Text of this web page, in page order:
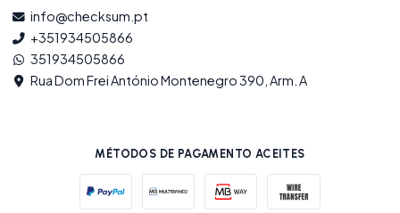
info@checksum.pt
+351934505866
351934505866
Rua Dom Frei António Montenegro 390, Arm. A
MÉTODOS DE PAGAMENTO ACEITES